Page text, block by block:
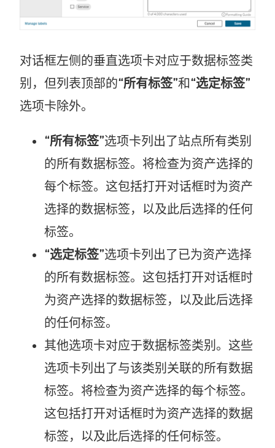
对话框左侧的垂直选项卡对应于数据标签类
别，但列表顶部的“所有标签”和“选定标签”
选项卡除外。
“所有标签”选项卡列出了站点所有类别
的所有数据标签。将检查为资产选择的
每个标签。这包括打开对话框时为资产
选择的数据标签，以及此后选择的任何
标签。
“选定标签”选项卡列出了已为资产选择
的所有数据标签。这包括打开对话框时
为资产选择的数据标签，以及此后选择
的任何标签。
其他选项卡对应于数据标签类别。这些
选项卡列出了与该类别关联的所有数据
标签。将检查为资产选择的每个标签。
这包括打开对话框时为资产选择的数据
标签，以及此后选择的任何标签。